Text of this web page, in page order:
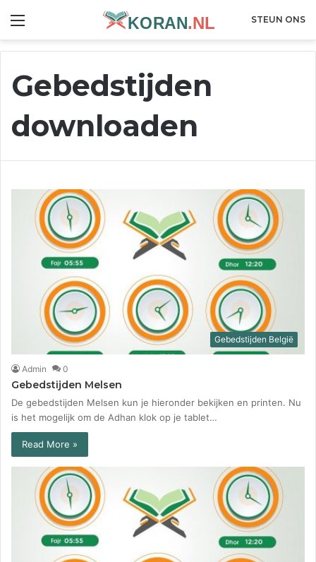
STEUN ONS
Gebedstijden
downloaden
Gebedstijden België
Admin 0
Gebedstijden Melsen
De gebedstijden Melsen kun je hieronder bekijken en printen. Nu
is het mogelijk om de Adhan klok op je tablet…
Read More »